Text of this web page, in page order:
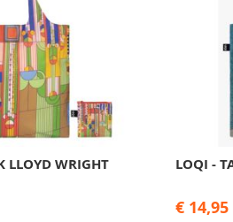
LLOYD WRIGHT LOQI -
€ 14,95